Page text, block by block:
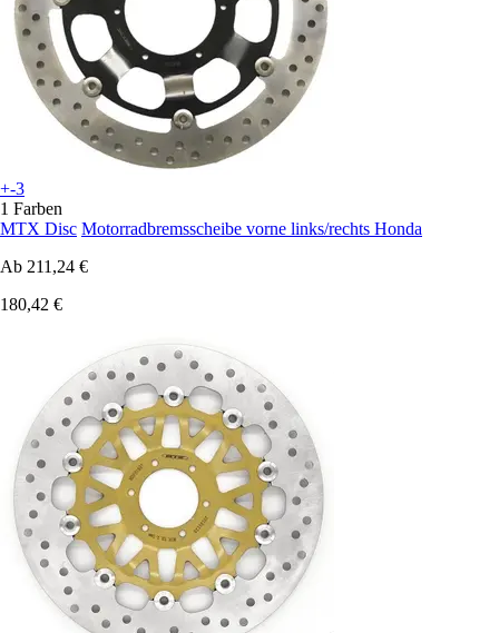
+-3
1 Farben
MTX Disc Motorradbremsscheibe vorne links/rechts Honda
Ab 211,24 €
180,42 €